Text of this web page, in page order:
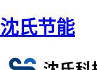
沈氏节能